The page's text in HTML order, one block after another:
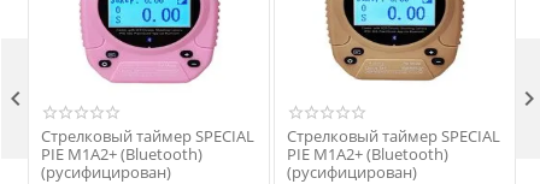
Стрелковый таймер SPECIAL
PIE M1A2+ (Bluetooth)
(русифицирован)
Стрелковый таймер SPECIAL
PIE M1A2+ (Bluetooth)
(русифицирован)
